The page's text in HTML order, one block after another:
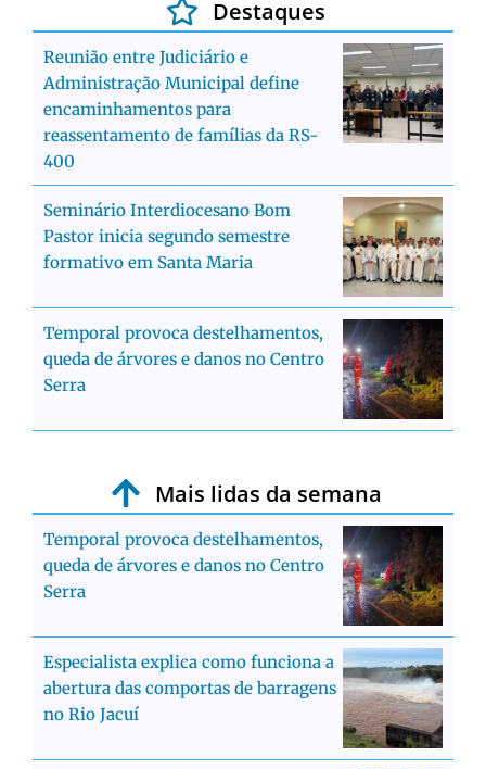
Destaques
Reunião entre Judiciário e
Administração Municipal define
encaminhamentos para
reassentamento de famílias da RS-
400
Seminário Interdiocesano Bom
Pastor inicia segundo semestre
formativo em Santa Maria
Temporal provoca destelhamentos,
queda de árvores e danos no Centro
Serra
Mais lidas da semana
Temporal provoca destelhamentos,
queda de árvores e danos no Centro
Serra
Especialista explica como funciona a
abertura das comportas de barragens
no Rio Jacuí